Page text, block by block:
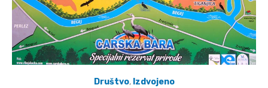
Društvo, Izdvojeno